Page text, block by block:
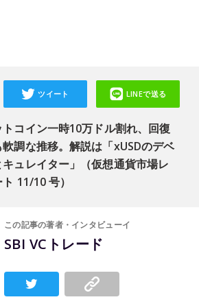
トコイン一時10万ドル割れ、回復
調な推移。解説は「xUSDのデベ
キュレイター」（仮想通貨市場レ
11/10 号）
ツイート LINEで送る
この記事の著者・インタビューイ
SBI VCトレード